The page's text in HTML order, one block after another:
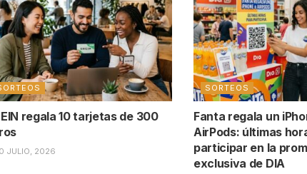
regala 10 tarjetas de 300
JULIO, 2026
SORTEOS
Fanta regala un
AirPods: últimas
participar en la
exclusiva de DIA